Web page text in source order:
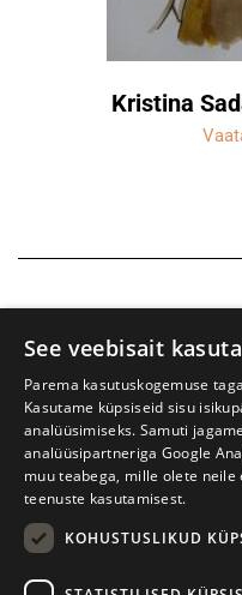
Kristina
Prima Vista
See veebisait
Parema kasutuskogemuse
Kasutame küpsiseid sisu
analüüsimiseks. Samuti
analüüsipartneriga Google
muu teabega, mille olete
teenuste kasutamisest.
KOHUSTUSLIKUD